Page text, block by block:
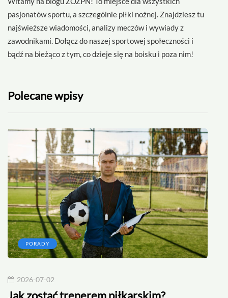
pasjonatów sportu, a szczególnie piłki nożnej. Znajdziesz tu
najświeższe wiadomości, analizy meczów i wywiady z
zawodnikami. Dołącz do naszej sportowej społeczności i
bądź na bieżąco z tym, co dzieje się na boisku i poza nim!
Polecane wpisy
PORADY
2026-07-02